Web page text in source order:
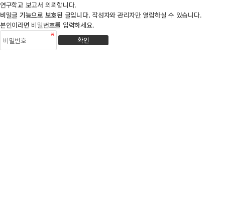
연구학교 보고서 의뢰합니다.
비밀글 기능으로 보호된 글입니다. 작성자와 관리자만 열람하실 수 있습니다.
본인이라면 비밀번호를 입력하세요.